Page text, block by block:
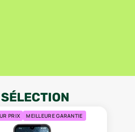
PRIX MEILLEURE GARANTIE